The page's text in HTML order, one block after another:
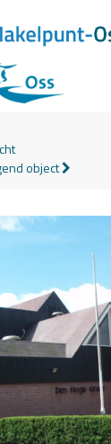
object